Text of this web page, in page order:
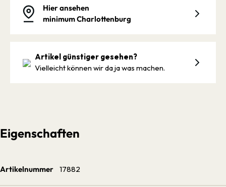
Hier ansehen
minimum Charlottenburg
Artikel günstiger gesehen?
Vielleicht können wir da ja was machen.
Eigenschaften
Artikelnummer 17882